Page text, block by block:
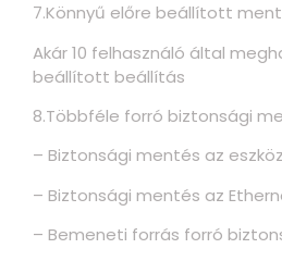
7.Könnyű előre beállított
Akár 10 felhasználó által
beállított beállítás
8.Többféle forró biztonsági
– Biztonsági mentés az
– Biztonsági mentés az
– Bemeneti forrás forró